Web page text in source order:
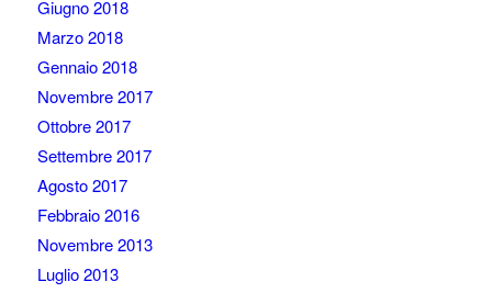
Giugno 2018
Marzo 2018
Gennaio 2018
Novembre 2017
Ottobre 2017
Settembre 2017
Agosto 2017
Febbraio 2016
Novembre 2013
Luglio 2013